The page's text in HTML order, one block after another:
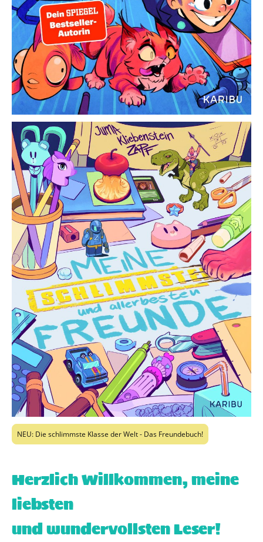
NEU: Die schlimmste Klasse der Welt - Das Freundebuch!
Herzlich Willkommen, meine
liebsten
und wundervollsten Leser!